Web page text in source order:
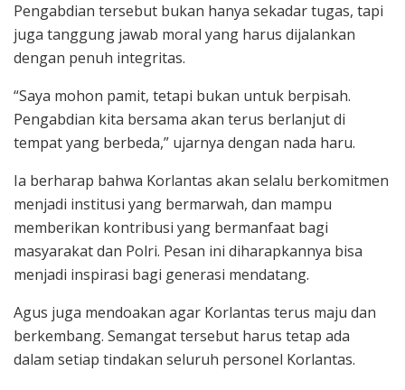
Pengabdian tersebut bukan hanya sekadar tugas, tapi
juga tanggung jawab moral yang harus dijalankan
dengan penuh integritas.
“Saya mohon pamit, tetapi bukan untuk berpisah.
Pengabdian kita bersama akan terus berlanjut di
tempat yang berbeda,” ujarnya dengan nada haru.
Ia berharap bahwa Korlantas akan selalu berkomitmen
menjadi institusi yang bermarwah, dan mampu
memberikan kontribusi yang bermanfaat bagi
masyarakat dan Polri. Pesan ini diharapkannya bisa
menjadi inspirasi bagi generasi mendatang.
Agus juga mendoakan agar Korlantas terus maju dan
berkembang. Semangat tersebut harus tetap ada
dalam setiap tindakan seluruh personel Korlantas.